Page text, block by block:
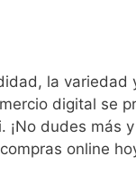
la variedad
digital se
¡No dudes más
online